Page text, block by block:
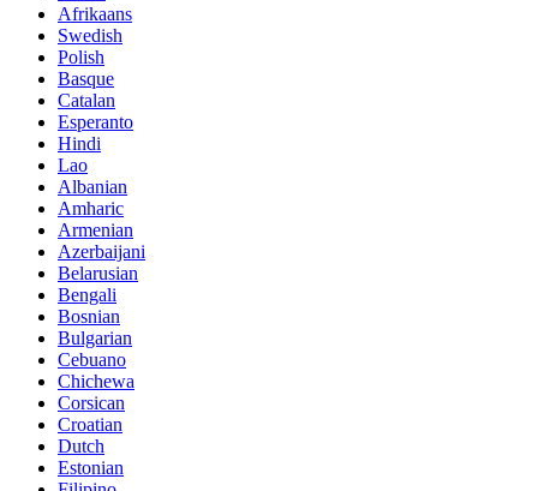
Afrikaans
Swedish
Polish
Basque
Catalan
Esperanto
Hindi
Lao
Albanian
Amharic
Armenian
Azerbaijani
Belarusian
Bengali
Bosnian
Bulgarian
Cebuano
Chichewa
Corsican
Croatian
Dutch
Estonian